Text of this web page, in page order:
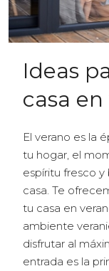
Ideas
casa
El verano es la
tu hogar, el
espíritu fresco
casa. Te
tu casa en
ambiente
disfrutar al
entrada es la